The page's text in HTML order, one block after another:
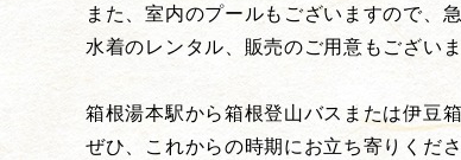
また、室内のプールもございますので、
水着のレンタル、販売のご用意もござい
箱根湯本駅から箱根登山バスまたは伊豆
ぜひ、これからの時期にお立ち寄りくださ